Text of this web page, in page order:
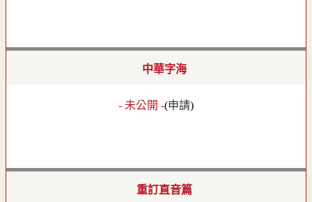
中華字海
- 未公開 -(申請)
重訂直音篇